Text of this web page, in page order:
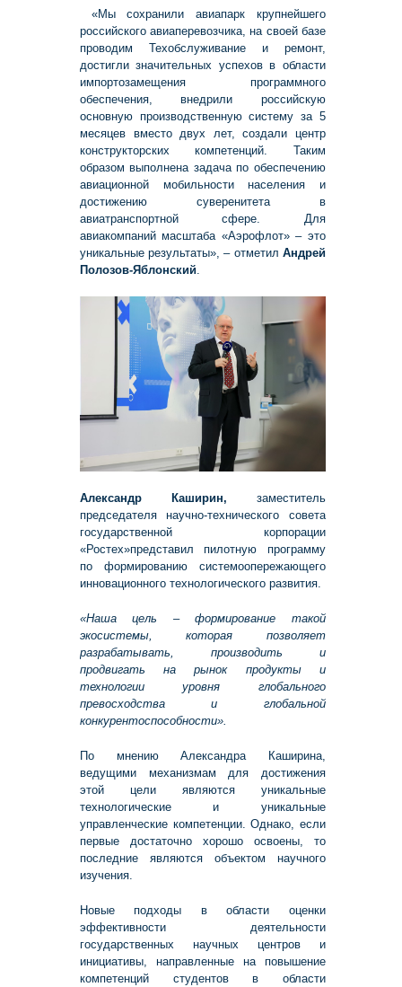
«Мы сохранили авиапарк крупнейшего
российского авиаперевозчика, на своей базе
проводим Техобслуживание и ремонт,
достигли значительных успехов в области
импортозамещения программного
обеспечения, внедрили российскую
основную производственную систему за 5
месяцев вместо двух лет, создали центр
конструкторских компетенций. Таким
образом выполнена задача по обеспечению
авиационной мобильности населения и
достижению суверенитета в
авиатранспортной сфере. Для
авиакомпаний масштаба «Аэрофлот» – это
уникальные результаты», – отметил Андрей
Полозов-Яблонский.
Александр Каширин, заместитель
председателя научно-технического совета
государственной корпорации
«Ростех»представил пилотную программу
по формированию системоопережающего
инновационного технологического развития.
«Наша цель – формирование такой
экосистемы, которая позволяет
разрабатывать, производить и
продвигать на рынок продукты и
технологии уровня глобального
превосходства и глобальной
конкурентоспособности».
По мнению Александра Каширина,
ведущими механизмам для достижения
этой цели являются уникальные
технологические и уникальные
управленческие компетенции. Однако, если
первые достаточно хорошо освоены, то
последние являются объектом научного
изучения.
Новые подходы в области оценки
эффективности деятельности
государственных научных центров и
инициативы, направленные на повышение
компетенций студентов в области